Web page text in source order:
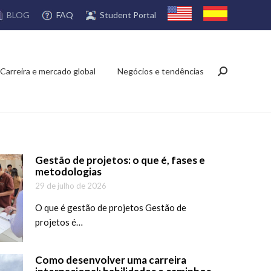
BLOG FAQ Student Portal
Carreira e mercado global Negócios e tendências Search:
Gestão de projetos: o que é, fases e
metodologias
29 de julho de 2026
O que é gestão de projetos Gestão de
projetos é…
Como desenvolver uma carreira